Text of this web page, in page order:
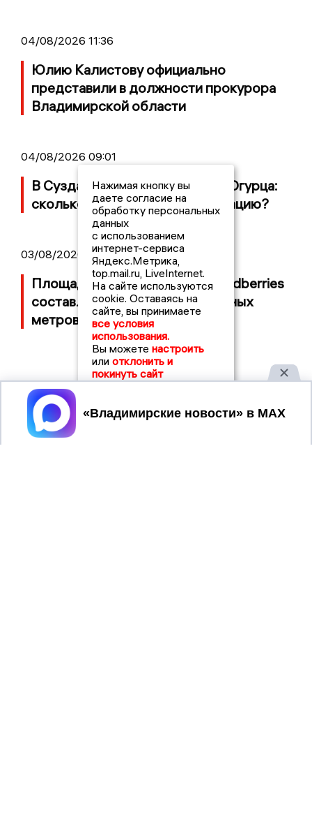
04/08/2026 11:36
Юлию Калистову официально
представили в должности прокурора
Владимирской области
04/08/2026 09:01
В Суздале прошёл Фестиваль Огурца:
сколько потратили на организацию?
03/08/2026 14:13
Площадь пожара на складе Wildberries
составляет 100 тысяч квадратных
метров
ВЛАДИМИРСКИЕ
НОВОСТИ
2017 © NEWSVLADIMIR.RU | СИ
«Информационное агентство
Нажимая кнопку вы
даете согласие на
обработку персональных
данных
с использованием
интернет-сервиса
Яндекс.Метрика,
top.mail.ru, LiveInternet.
На сайте используются
cookie. Оставаясь на
сайте, вы принимаете
все условия
использования.
Вы можете настроить
или отклонить и
покинуть сайт
Принять